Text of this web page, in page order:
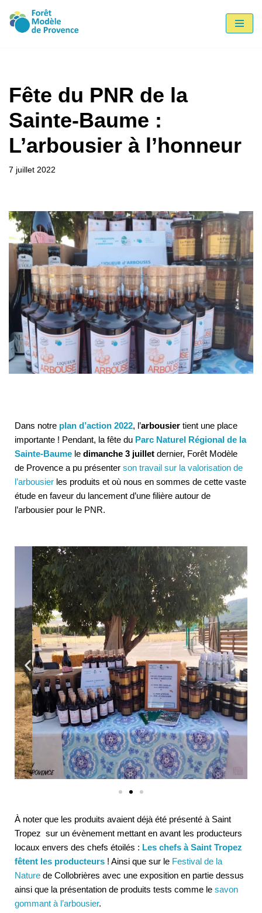
Aller
Fête du PNR de la
Sainte-Baume :
L’arbousier à l’honneur
7 juillet 2022
Dans notre plan d’action 2022, l’arbousier tient une place
importante ! Pendant, la fête du Parc Naturel Régional de la
Sainte-Baume le dimanche 3 juillet dernier, Forêt Modèle
de Provence a pu présenter son travail sur la valorisation de
l’arbousier les produits et où nous en sommes de cette vaste
étude en faveur du lancement d’une filière autour de
l’arbousier pour le PNR.
À noter que les produits avaient déjà été présenté à Saint
Tropez sur un évènement mettant en avant les producteurs
locaux envers des chefs étoilés : Les chefs à Saint Tropez
fêtent les producteurs ! Ainsi que sur le Festival de la
Nature de Collobrières avec une exposition en partie dessus
ainsi que la présentation de produits tests comme le savon
gommant à l’arbousier.